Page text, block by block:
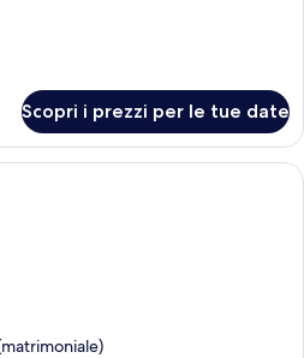
Scopri i prezzi per le tue date
Una camera d'albergo moderna con